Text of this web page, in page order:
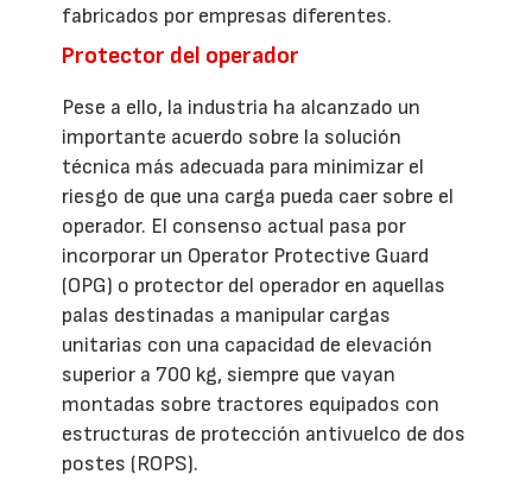
fabricados por empresas diferentes.
Protector del operador
Pese a ello, la industria ha alcanzado un
importante acuerdo sobre la solución
técnica más adecuada para minimizar el
riesgo de que una carga pueda caer sobre el
operador. El consenso actual pasa por
incorporar un Operator Protective Guard
(OPG) o protector del operador en aquellas
palas destinadas a manipular cargas
unitarias con una capacidad de elevación
superior a 700 kg, siempre que vayan
montadas sobre tractores equipados con
estructuras de protección antivuelco de dos
postes (ROPS).